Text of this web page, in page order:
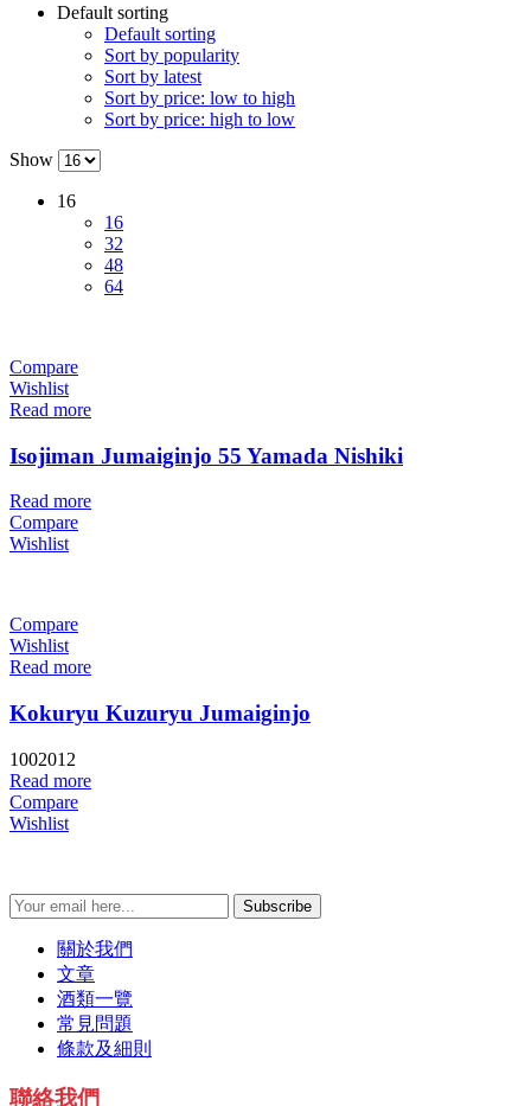
Default sorting
Default sorting
Sort by popularity
Sort by latest
Sort by price: low to high
Sort by price: high to low
Show
16
16
32
48
64
Compare
Wishlist
Read more
Isojiman Jumaiginjo 55 Yamada Nishiki
Read more
Compare
Wishlist
Compare
Wishlist
Read more
Kokuryu Kuzuryu Jumaiginjo
1002012
Read more
Compare
Wishlist
Subscribe
關於我們
文章
酒類一覽
常見問題
條款及細則
聯絡我們